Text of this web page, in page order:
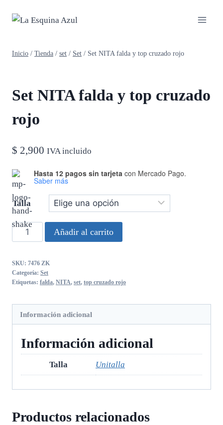
Inicio / Tienda / set / Set / Set NITA falda y top cruzado rojo
Set NITA falda y top cruzado
rojo
$ 2,900 IVA incluido
Hasta 12 pagos sin tarjeta con Mercado Pago.
Saber más
Talla
Set
NITA
y
top
cantidad
Añadir al carrito
SKU: 7476 ZK
Categoría: Set
Etiquetas: falda, NITA, set, top cruzado rojo
Información adicional
Información adicional
Talla Unitalla
Productos relacionados